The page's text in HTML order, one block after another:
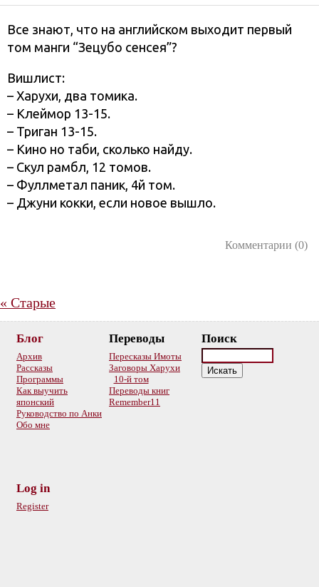
Все знают, что на английском выходит первый
том манги “Зецубо сенсея”?
Вишлист:
– Харухи, два томика.
– Клеймор 13-15.
– Триган 13-15.
– Кино но таби, сколько найду.
– Скул рамбл, 12 томов.
– Фуллметал паник, 4й том.
– Джуни кокки, если новое вышло.
Комментарии (0)
« Старые
Блог
Архив
Рассказы
Программы
Как выучить
японский
Руководство по Анки
Обо мне
Переводы
Пересказы Имоты
Заговоры Харухи
10-й том
Переводы книг
Remember11
Поиск
Log in
Register